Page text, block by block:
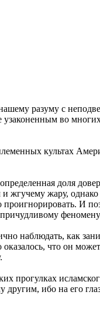
разуму с
узаконенным во
культах
доля
жгучему жару,
И
наблюдать, как
что он
прогулках
ибо на его